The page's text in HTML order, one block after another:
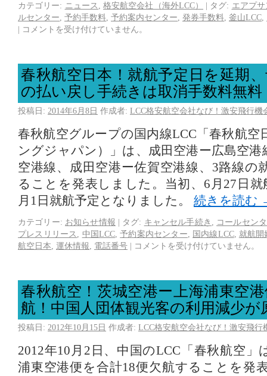
カテゴリー: ニュース ,格安航空会社（海外LCC） | タグ: エアプサ
ルセンター 予約手数料 予約案内センター 発券手数料 釜山LCC
| コメントを受け付けていません。
春秋航空日本！就航予定日を延期
の払い戻し手続きは取消手数料無料
投稿日: 2014年6月8日 作成者: LCC格安航空会社なび！激安飛行機
春秋航空グループの国内線LCC「春秋航空
ングジャパン）」は、成田空港ー広島空港
空港線、成田空港ー佐賀空港線、3路線の
ることを発表しました。当初、6月27日
月1日就航予定となりました。 続きを読む
カテゴリー: お知らせ情報 | タグ: キャンセル手続き
コールセン
プレスリリース
中国LCC ,予約案内センター 国内線LCC, 就航開
航空日本 運休情報 電話番号 | コメントを受け付けていません。
春秋航空！茨城空港ー上海浦東空
航！中国人団体観光客の利用減少が
投稿日: 2012年10月15日 作成者: LCC格安航空会社なび！激安飛行
2012年10月2日、中国のLCC「春秋航空」
浦東空港便を合計18便欠航することを発